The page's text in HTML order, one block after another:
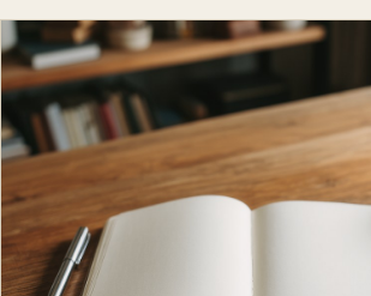
BILDUNG & LERNEN